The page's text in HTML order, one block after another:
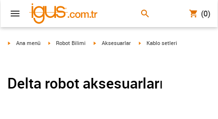
(0)
igus-icon-arrow-right
Ana menü igus-icon-arrow-right
Robot Bilimi igus-icon-arrow-right
Aksesuarlar igus-icon-arrow-right
Kablo setleri
Delta robot aksesuarları